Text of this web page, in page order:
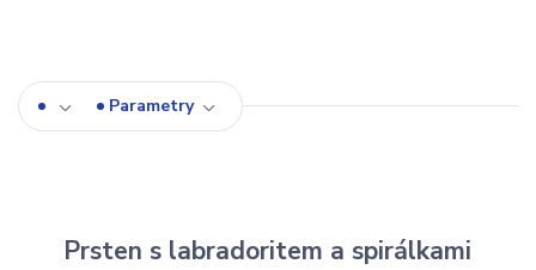
Parametry
Prsten s labradoritem a spirálkami